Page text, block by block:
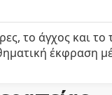
το άγχος και το
έκφραση